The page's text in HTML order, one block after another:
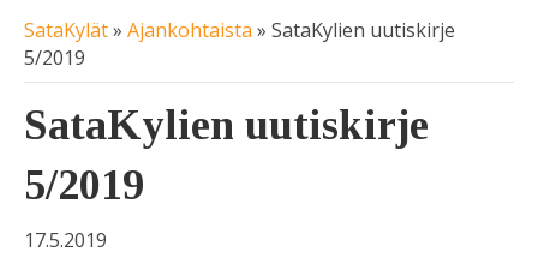
SataKylät» Ajankohtaista » SataKylien uutiskirje
5/2019
SataKylien uutiskirje
5/2019
17.5.2019